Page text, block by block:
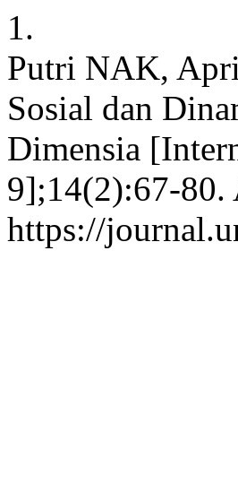
1.
Putri NAK,
Sosial dan
Dimensia
9];14(2):67-80.
https://